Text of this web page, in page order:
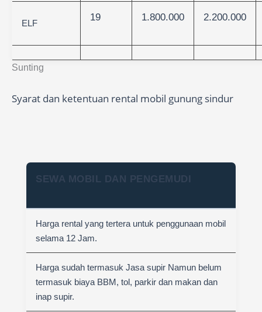
Sunting
ELF
19 1.800.000 2.200.000
Syarat dan ketentuan rental mobil gunung sindur
SEWA MOBIL DAN PENGEMUDI
Harga rental yang tertera untuk penggunaan mobil
selama 12 Jam.
Harga sudah termasuk Jasa supir Namun belum
termasuk biaya BBM, tol, parkir dan makan dan
inap supir.